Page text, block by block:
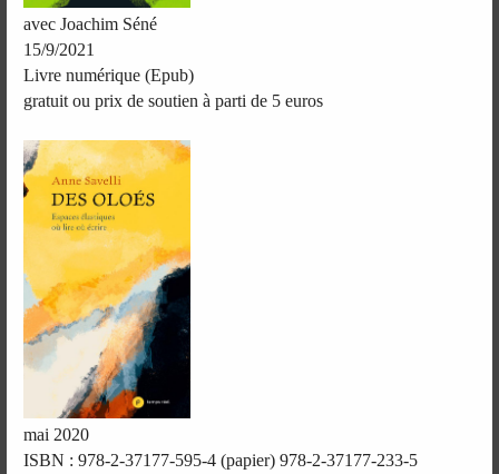
avec Joachim Séné
15/9/2021
Livre numérique (Epub)
gratuit ou prix de soutien à parti de 5 euros
mai 2020
ISBN : 978-2-37177-595-4 (papier) 978-2-37177-233-5